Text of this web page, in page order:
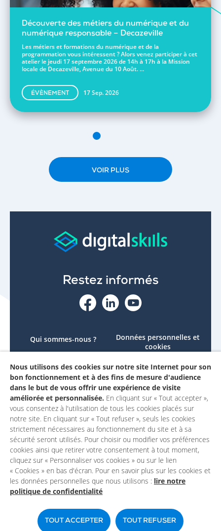
Découverte des métiers du numérique et du
numérique responsable – Decazeville
Les métiers et formations du numérique et de la
programmation vous intéressent ? Alors venez participer à cet
atelier le jeudi 17 septembre 2026 de 14h à 17h à la Mission
locale de Decazeville, Avenue du 10 Août. ...
ÉVÈNEMENT 17 Sep. 2026
VOIR PLUS
Restez informés
Qui sommes-nous ?
Le projet
Contactez-nous
Mon compte
Données personnelles et
cookies
Accessibilité : non
conforme
Mentions légales
Un site du
Nous utilisons des cookies sur notre site Internet pour son
bon fonctionnement et à des fins de mesure d'audience
dans le but de vous offrir une expérience de visite
améliorée et personnalisée. En cliquant sur « Tout accepter »,
vous consentez à l'utilisation de tous les cookies placés sur
notre site. En cliquant sur « Tout refuser », seuls les cookies
strictement nécessaires au fonctionnement du site et à sa
sécurité seront utilisés. Pour choisir ou modifier vos préférences
cookies ainsi que retirer votre consentement à tout moment,
cliquez sur « Personnaliser vos cookies » ou sur le lien
« Cookies » en bas d'écran. Pour en savoir plus sur les cookies et
les données personnelles que nous utilisons : lire notre
politique de confidentialité
TOUT ACCEPTER TOUT REFUSER